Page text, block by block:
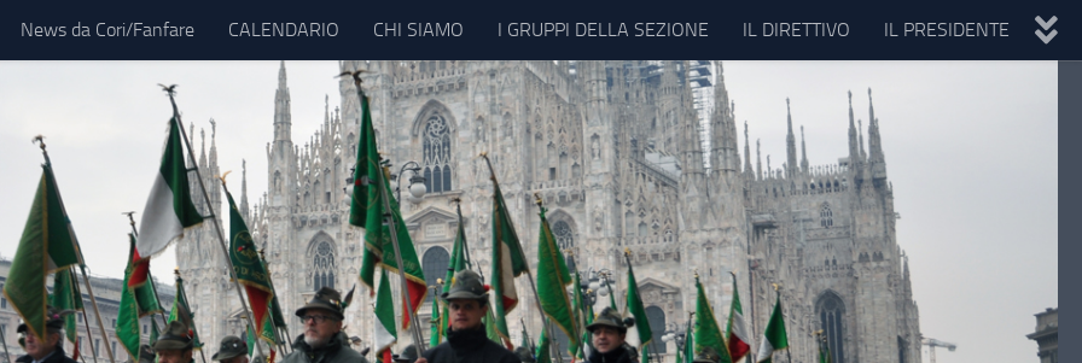
News da Cori/Fanfare CALENDARIO CHI SIAMO I GRUPPI DELLA SEZIONE IL DIRETTIVO IL PRESIDENTE